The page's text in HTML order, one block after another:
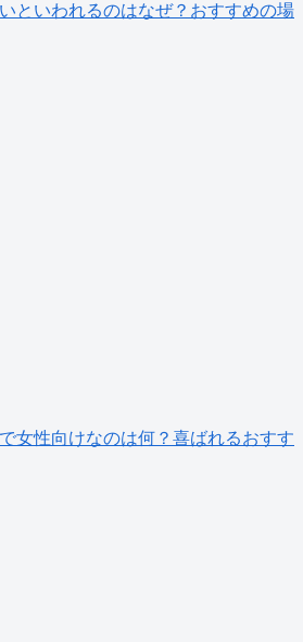
といわれるのはなぜ？おすすめの場
女性向けなのは何？喜ばれるおすす